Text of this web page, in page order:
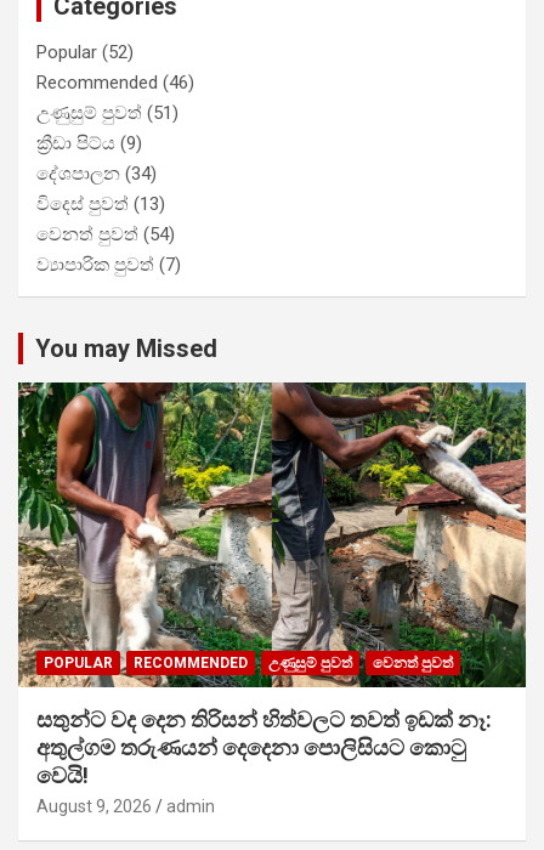
Categories
Popular (52)
Recommended (46)
උණුසුම් පුවත් (51)
ක්‍රීඩා පිට්ය (9)
දේශපාලන (34)
විදෙස් පුවත් (13)
වෙනත් පුවත් (54)
ව්‍යාපාරික පුවත් (7)
You may Missed
POPULAR RECOMMENDED උණුසුම් පුවත් වෙනත් පුවත්
සතුන්ට වද දෙන තිරිසන් හිත්වලට තවත් ඉඩක් නෑ:
අතුල්ගම තරුණයන් දෙදෙනා පොලිසියට කොටු
වෙයි!
August 9, 2026 admin